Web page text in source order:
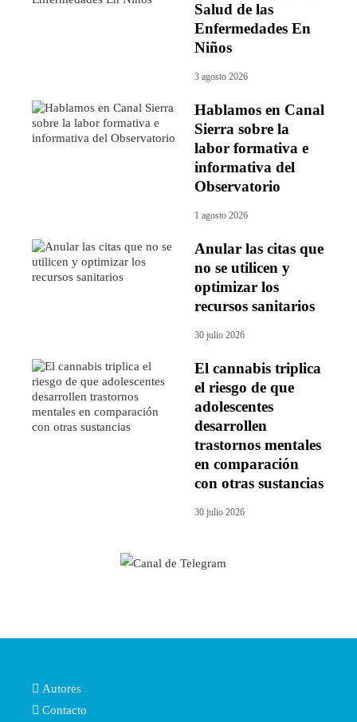
Salud de las
Enfermedades En
Niños
3 agosto 2026
Hablamos en Canal
Sierra sobre la
labor formativa e
informativa del
Observatorio
1 agosto 2026
Anular las citas que
no se utilicen y
optimizar los
recursos sanitarios
30 julio 2026
El cannabis triplica
el riesgo de que
adolescentes
desarrollen
trastornos mentales
en comparación
con otras sustancias
30 julio 2026
Autores
Contacto